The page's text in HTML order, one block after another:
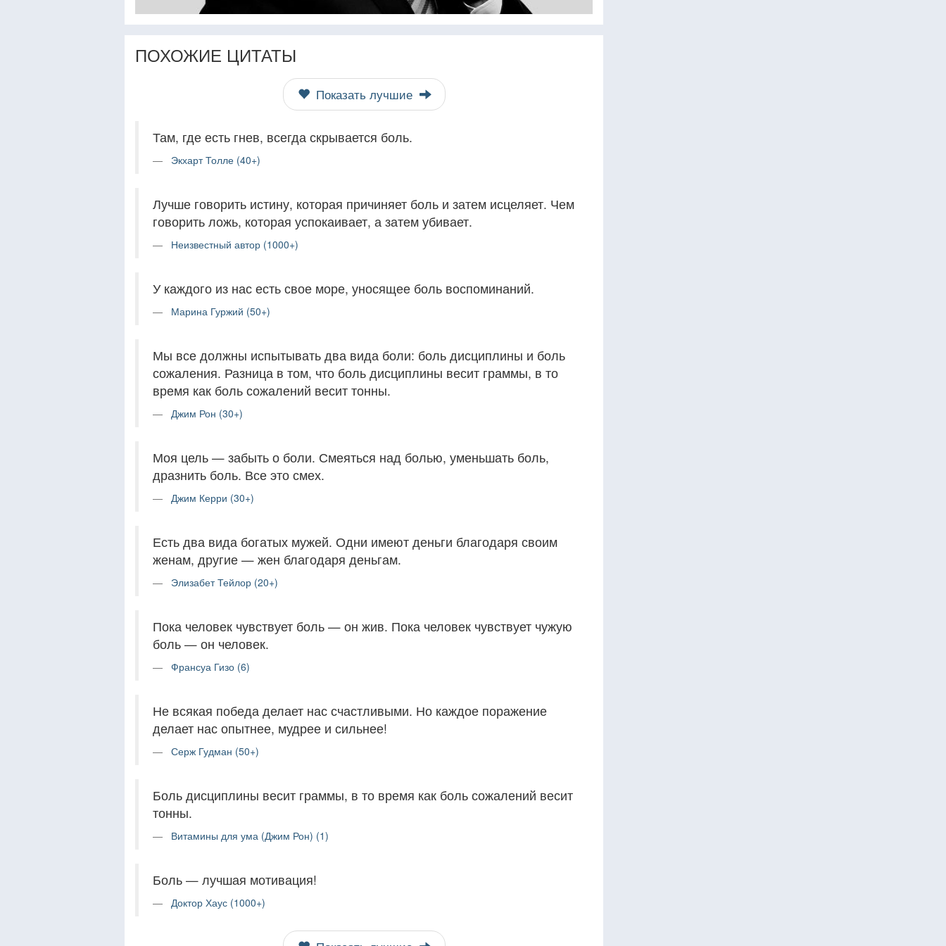
ПОХОЖИЕ ЦИТАТЫ
Показать лучшие
Там, где есть гнев, всегда скрывается боль.
Экхарт Толле (40+)
Лучше говорить истину, которая причиняет боль и затем исцеляет. Чем
говорить ложь, которая успокаивает, а затем убивает.
Неизвестный автор (1000+)
У каждого из нас есть свое море, уносящее боль воспоминаний.
Марина Гуржий (50+)
Мы все должны испытывать два вида боли: боль дисциплины и боль
сожаления. Разница в том, что боль дисциплины весит граммы, в то
время как боль сожалений весит тонны.
Джим Рон (30+)
Моя цель — забыть о боли. Смеяться над болью, уменьшать боль,
дразнить боль. Все это смех.
Джим Керри (30+)
Есть два вида богатых мужей. Одни имеют деньги благодаря своим
женам, другие — жен благодаря деньгам.
Элизабет Тейлор (20+)
Пока человек чувствует боль — он жив. Пока человек чувствует чужую
боль — он человек.
Франсуа Гизо (6)
Не всякая победа делает нас счастливыми. Но каждое поражение
делает нас опытнее, мудрее и сильнее!
Серж Гудман (50+)
Боль дисциплины весит граммы, в то время как боль сожалений весит
тонны.
Витамины для ума (Джим Рон) (1)
Боль — лучшая мотивация!
Доктор Хаус (1000+)